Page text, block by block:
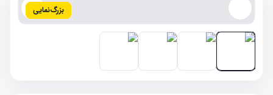
بزرگ‌نمایی